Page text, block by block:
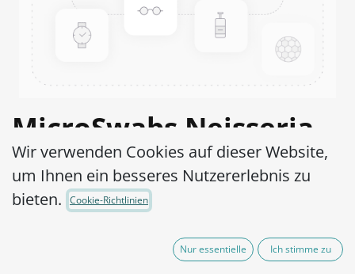
MicroSwabs Neisseria
meningitidis Group B
ATCC® 13090™
exkl. MwSt.
Wir verwenden Cookies auf dieser Website,
um Ihnen ein besseres Nutzererlebnis zu
bieten.
Cookie-Richtlinien
Nur essentielle Ich stimme zu